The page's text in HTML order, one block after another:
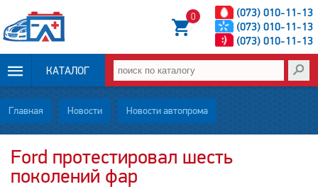
(073) 010-11-13
(073) 010-11-13
(073) 010-11-13
0
КАТАЛОГ
ОПЛАТА И
ДОСТАВКА
НОВОСТИ
Главная Новости Новости автопрома
Ford протестировал шесть
поколений фар